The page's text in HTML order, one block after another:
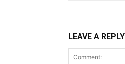
LEAVE A REPLY